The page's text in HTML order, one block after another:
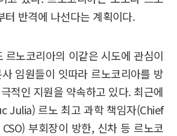
터 반격에 나선다는 계획이다.
르노코리아의 이같은 시도에 관심이
임원들이 잇따라 르노코리아를 방
적인 지원을 약속하고 있다. 최근에
Julia) 르노 최고 과학 책임자(Chief
부회장이 방한, 신차 등 르노코